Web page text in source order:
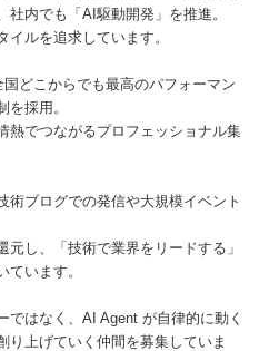
内でも「AI駆動開発」を推進。
ルを追求しています。
どこからでも最高のパフォーマン
を採用。
でつながるプロフェッショナル集
術ブログでの発信や大規模イベント
し、「技術で業界をリードする」
ています。
ではなく、AI Agent が自律的に動く
り上げていく仲間を募集していま